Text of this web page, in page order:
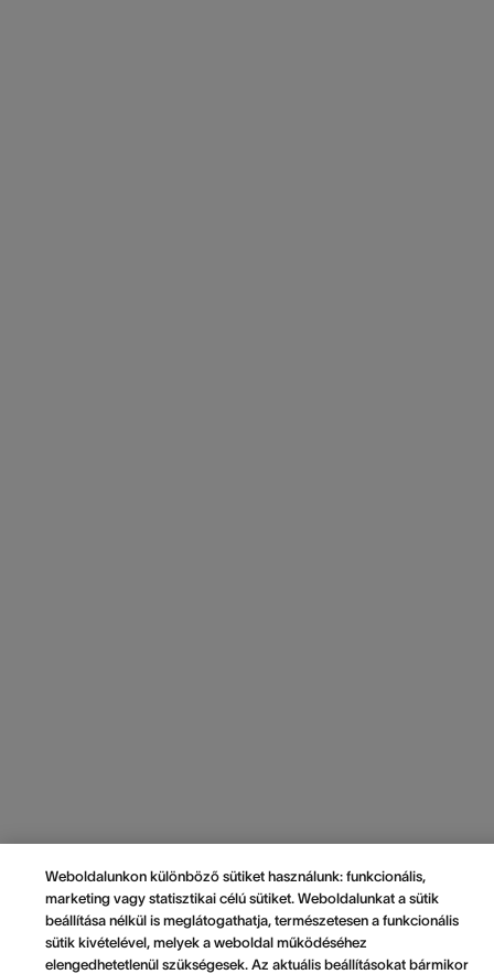
Weboldalunkon különböző sütiket használunk: funkcionális,
marketing vagy statisztikai célú sütiket. Weboldalunkat a sütik
beállítása nélkül is meglátogathatja, természetesen a funkcionális
sütik kivételével, melyek a weboldal működéséhez
elengedhetetlenül szükségesek. Az aktuális beállításokat bármikor